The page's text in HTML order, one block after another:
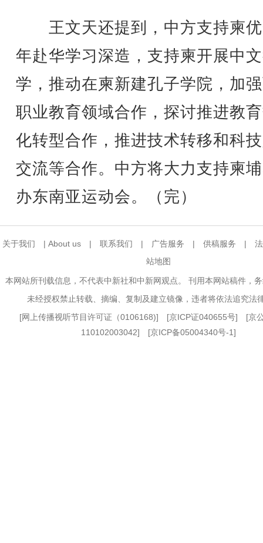
王文天还提到，中方支持柬
年赴华学习深造，支持柬开展中
学，推动在柬新建孔子学院，加
职业教育领域合作，探讨推进教
化转型合作，推进技术转移和科
交流等合作。中方将大力支持柬
办东南亚运动会。（完）
关于我们 | About us | 联系我们 | 广告服务 | 供稿服务 |
站地图
本网站所刊载信息，不代表中新社和中新网观点。 刊用本网站稿件，
未经授权禁止转载、摘编、复制及建立镜像，违者将依法追究法
[网上传播视听节目许可证（0106168)] [京ICP证040655号] [京
110102003042] [京ICP备05004340号-1]